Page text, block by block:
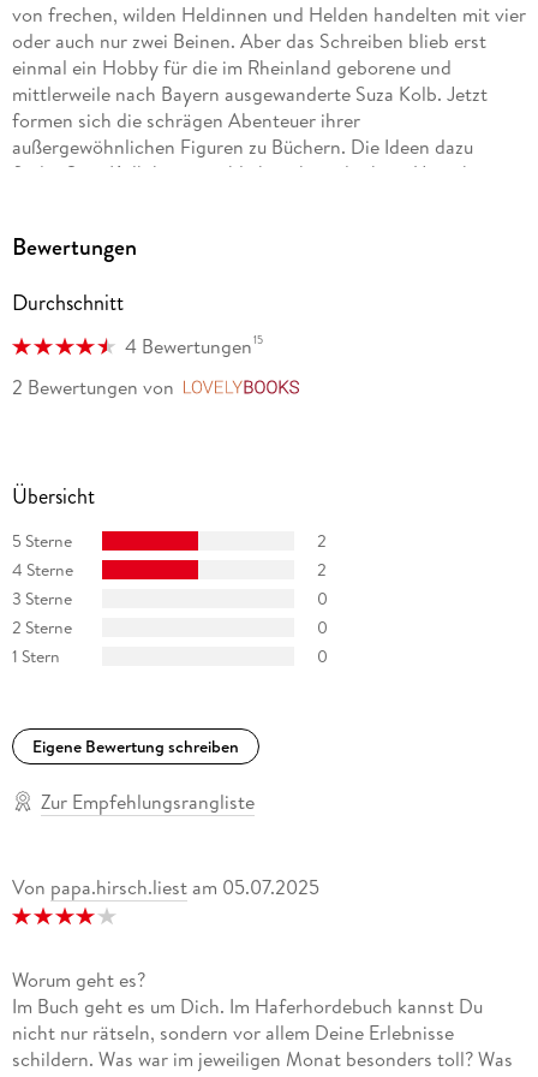
von frechen, wilden Heldinnen und Helden handelten mit vier
oder auch nur zwei Beinen. Aber das Schreiben blieb erst
einmal ein Hobby für die im Rheinland geborene und
mittlerweile nach Bayern ausgewanderte Suza Kolb. Jetzt
formen sich die schrägen Abenteuer ihrer
außergewöhnlichen Figuren zu Büchern. Die Ideen dazu
findet Suza Kolb hauptsächlich in ihrer direkten Umgebung.
Bewertungen
Durchschnitt
4 Bewertungen15
2 Bewertungen von
Übersicht
5 Sterne
2
4 Sterne
2
3 Sterne
0
2 Sterne
0
1 Stern
0
Eigene Bewertung schreiben
Zur Empfehlungsrangliste
Von papa.hirsch.liest am 05.07.2025
Worum geht es?
Im Buch geht es um Dich. Im Haferhordebuch kannst Du
nicht nur rätseln, sondern vor allem Deine Erlebnisse
schildern. Was war im jeweiligen Monat besonders toll? Was